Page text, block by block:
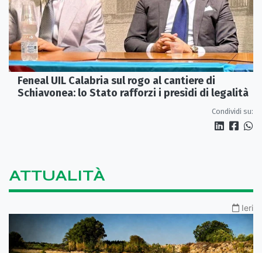
Feneal UIL Calabria sul rogo al cantiere di
Schiavonea: lo Stato rafforzi i presìdi di legalità
Condividi su:
ATTUALITÀ
Ieri